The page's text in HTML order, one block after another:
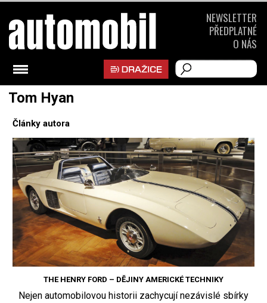
Tom Hyan
Články autora
THE HENRY FORD – DĚJINY AMERICKÉ TECHNIKY
Nejen automobilovou historii zachycují nezávislé sbírky
NEWSLETTER
PŘEDPLATNÉ
O NÁS